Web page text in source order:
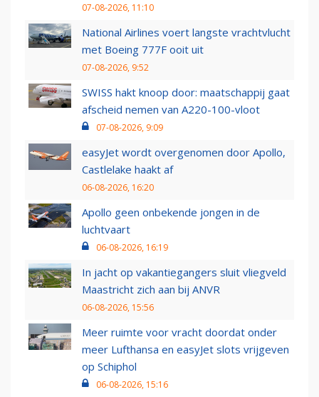
07-08-2026, 11:10
National Airlines voert langste vrachtvlucht
met Boeing 777F ooit uit
07-08-2026, 9:52
SWISS hakt knoop door: maatschappij gaat
afscheid nemen van A220-100-vloot
07-08-2026, 9:09
easyJet wordt overgenomen door Apollo,
Castlelake haakt af
06-08-2026, 16:20
Apollo geen onbekende jongen in de
luchtvaart
06-08-2026, 16:19
In jacht op vakantiegangers sluit vliegveld
Maastricht zich aan bij ANVR
06-08-2026, 15:56
Meer ruimte voor vracht doordat onder
meer Lufthansa en easyJet slots vrijgeven
op Schiphol
06-08-2026, 15:16